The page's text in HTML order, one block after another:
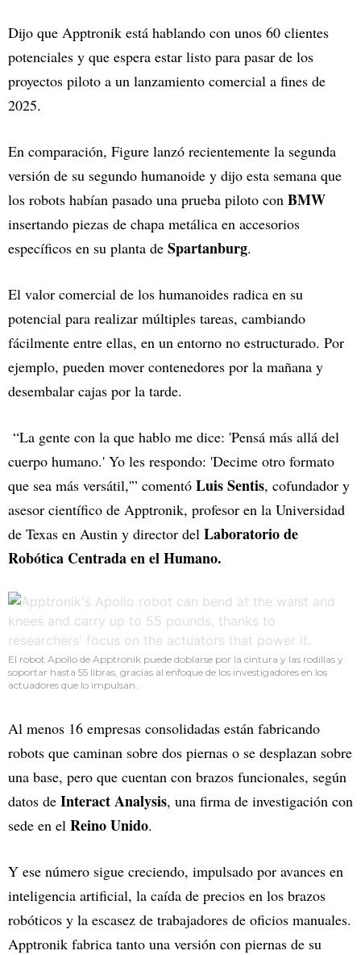
Dijo que Apptronik está hablando con unos 60 clientes
potenciales y que espera estar listo para pasar de los
proyectos piloto a un lanzamiento comercial a fines de
2025.
En comparación, Figure lanzó recientemente la segunda
versión de su segundo humanoide y dijo esta semana que
los robots habían pasado una prueba piloto con BMW
insertando piezas de chapa metálica en accesorios
específicos en su planta de Spartanburg.
El valor comercial de los humanoides radica en su
potencial para realizar múltiples tareas, cambiando
fácilmente entre ellas, en un entorno no estructurado. Por
ejemplo, pueden mover contenedores por la mañana y
desembalar cajas por la tarde.
“La gente con la que hablo me dice: 'Pensá más allá del
cuerpo humano.' Yo les respondo: 'Decime otro formato
que sea más versátil,'” comentó Luis Sentis, cofundador y
asesor científico de Apptronik, profesor en la Universidad
de Texas en Austin y director del Laboratorio de
Robótica Centrada en el Humano.
El robot Apollo de Apptronik puede doblarse por la cintura y las rodillas y
soportar hasta 55 libras, gracias al enfoque de los investigadores en los
actuadores que lo impulsan.
Al menos 16 empresas consolidadas están fabricando
robots que caminan sobre dos piernas o se desplazan sobre
una base, pero que cuentan con brazos funcionales, según
datos de Interact Analysis, una firma de investigación con
sede en el Reino Unido.
Y ese número sigue creciendo, impulsado por avances en
inteligencia artificial, la caída de precios en los brazos
robóticos y la escasez de trabajadores de oficios manuales.
Apptronik fabrica tanto una versión con piernas de su